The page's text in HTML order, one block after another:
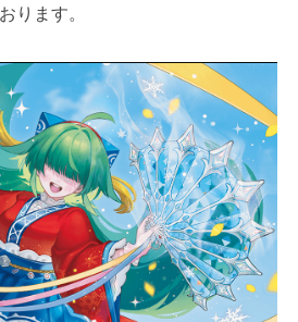
ります。